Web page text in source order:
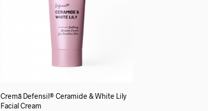
Cremă Defensil® Ceramide & White Lily
Facial Cream